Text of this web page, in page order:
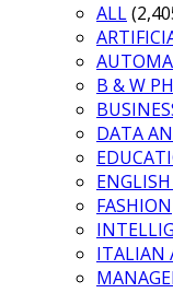
ALL
B & W
DATA
FASHION
ITALIAN